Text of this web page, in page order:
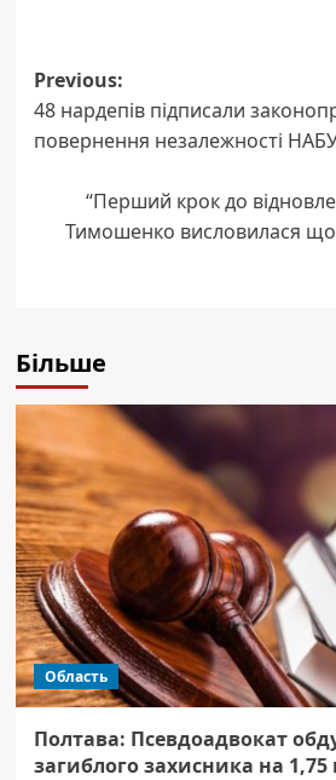
Post
navigation
Previous:
48 нардепів підписали
повернення незалежності
“Перший крок до
Тимошенко висловилася
Більше
Область
Полтава: Псевдоадвокат
загиблого захисника на